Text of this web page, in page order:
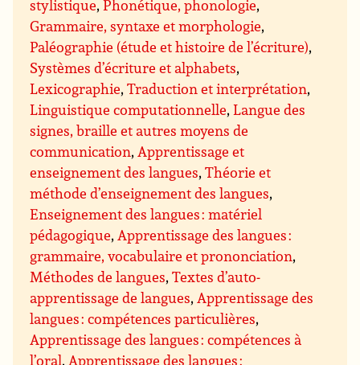
stylistique,Phonétique, phonologie,
Grammaire, syntaxe et morphologie,
Paléographie (étude et histoire de l’écriture),
Systèmes d’écriture et alphabets,
Lexicographie,Traduction et interprétation,
Linguistique computationnelle,Langue des
signes, braille et autres moyens de
communication,Apprentissage et
enseignement des langues,Théorie et
méthode d’enseignement des langues,
Enseignement des langues : matériel
pédagogique,Apprentissage des langues :
grammaire, vocabulaire et prononciation,
Méthodes de langues,Textes d’auto-
apprentissage de langues,Apprentissage des
langues : compétences particulières,
Apprentissage des langues : compétences à
l’oral,Apprentissage des langues :